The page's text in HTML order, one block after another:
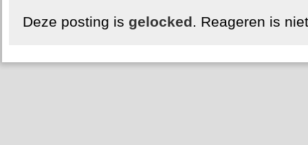
Deze posting is gelocked. Reageren is